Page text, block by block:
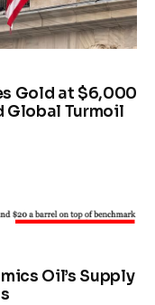
Gold at $6,000
Global Turmoil
Oil’s Supply